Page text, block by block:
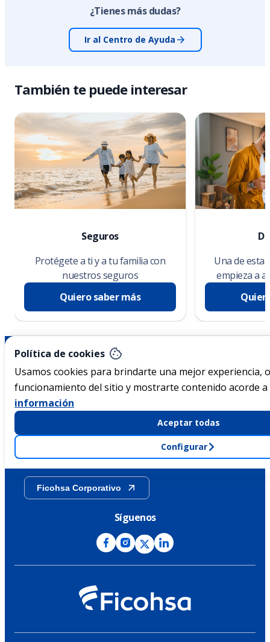
¿Tienes más dudas?
Ir al Centro de Ayuda
También te puede interesar
Seguros
Protégete a ti y a tu familia con
nuestros seguros
Quiero saber más
Una de
empieza a
Política de cookies
Usamos cookies para brindarte una mejor experiencia,
funcionamiento del sitio y mostrarte contenido acorde
información
Aceptar todas
Configurar
Acerca de Ficohsa
Transparencia
Ficohsa Corporativo
Síguenos